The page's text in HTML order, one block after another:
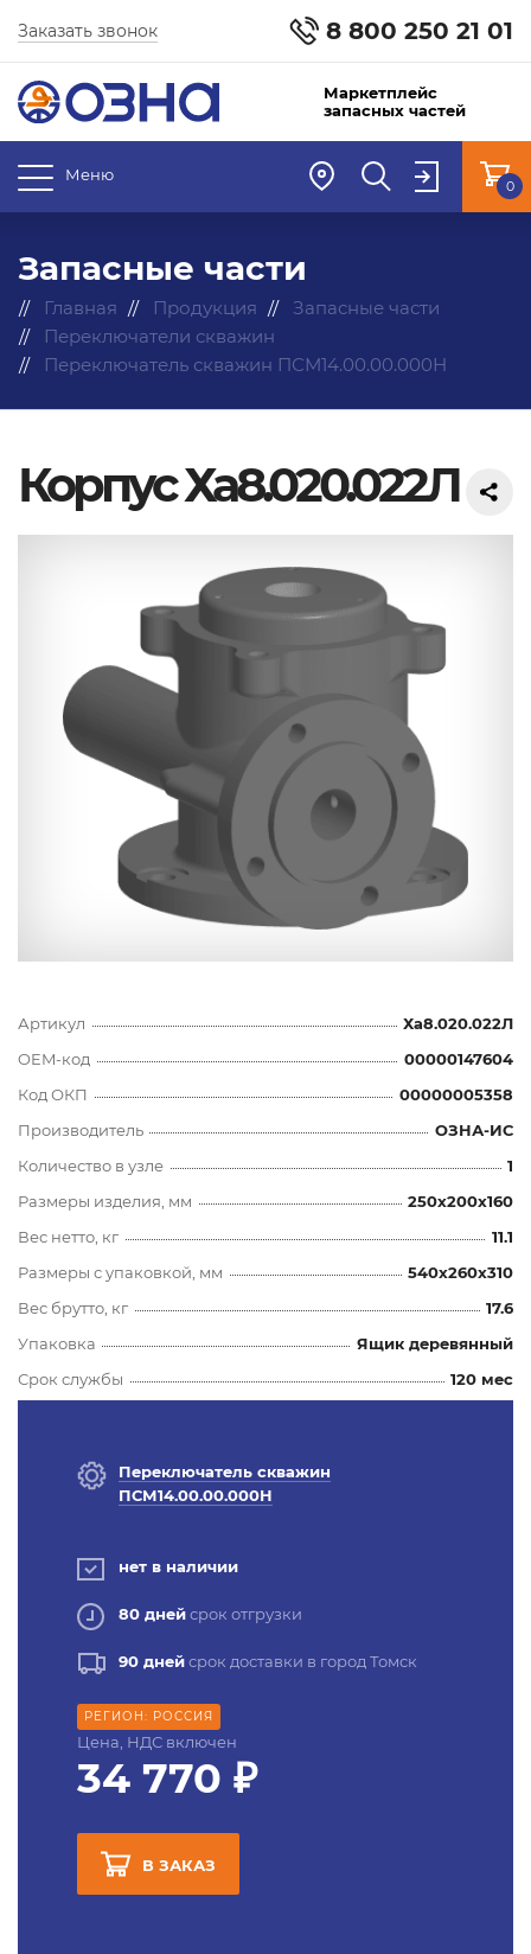
8 800 250 21 01
Заказать звонок
Маркетплейс
запасных частей
Меню
0
Запасные части
Главная Продукция
Запасные части
Переключатели скважин
Переключатель скважин ПСМ14.00.00.000Н
Корпус Ха8.020.022Л
Артикул
Ха8.020.022Л
OEM-код
00000147604
Код ОКП
00000005358
Производитель
ОЗНА-ИС
Количество в узле
1
Размеры изделия, мм
250x200x160
Вес нетто, кг
11.1
Размеры с упаковкой, мм
540x260x310
Вес брутто, кг
17.6
Упаковка
Ящик деревянный
Срок службы
120 мес
Переключатель скважин
ПСМ14.00.00.000Н
нет в наличии
80 днейсрок отгрузки
90 днейсрок доставки в город Томск
РЕГИОН: РОССИЯ
Цена, НДС включен
34 770 ₽
В ЗАКАЗ